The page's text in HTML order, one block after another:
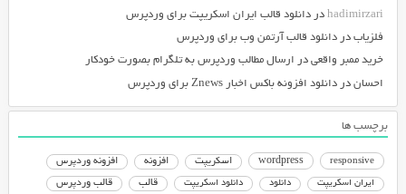
hadimirzariدر دانلود قالب ایران اسکریپت برای وردپرس
فلزیابدر دانلود قالب آرتمن وب برای وردپرس
خرید ممبر واقعیدر ارسال مطالب وردپرس به تلگرام بصورت خودکار
احساندر دانلود افزونه باکس اخبار Znews برای وردپرس
برچسب ها
responsive
wordpress اسکریپت افزونه افزونه وردپرس
ایران اسکریپت دانلود دانلود اسکریپت قالب قالب وردپرس